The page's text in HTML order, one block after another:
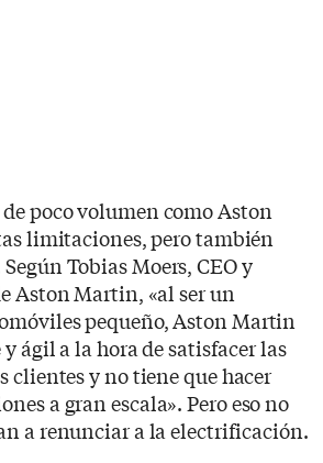
poco volumen como Aston
limitaciones, pero también
Tobias Moers, CEO y
Aston Martin, «al ser un
pequeño, Aston Martin
ágil a la hora de satisfacer las
clientes y no tiene que hacer
a gran escala». Pero eso no
a renunciar a la electrificación.